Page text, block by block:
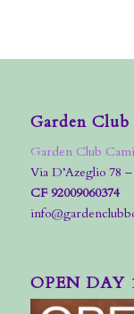
Garden
Garden Club
Via D’Azeglio 78
CF 92009060374
OPEN DAY